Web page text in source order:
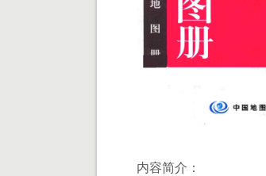
内容简介：